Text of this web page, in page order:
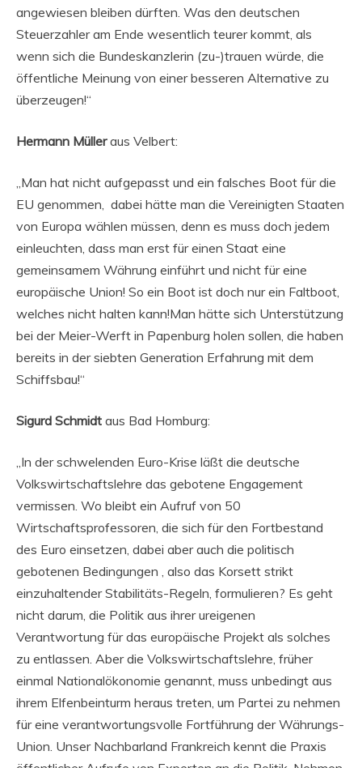
angewiesen bleiben dürften. Was den deutschen
Steuerzahler am Ende wesentlich teurer kommt, als
wenn sich die Bundeskanzlerin (zu-)trauen würde, die
öffentliche Meinung von einer besseren Alternative zu
überzeugen!“
Hermann Mülleraus Velbert:
„Man hat nicht aufgepasst und ein falsches Boot für die
EU genommen, dabei hätte man die Vereinigten Staaten
von Europa wählen müssen, denn es muss doch jedem
einleuchten, dass man erst für einen Staat eine
gemeinsamem Währung einführt und nicht für eine
europäische Union! So ein Boot ist doch nur ein Faltboot,
welches nicht halten kann!Man hätte sich Unterstützung
bei der Meier-Werft in Papenburg holen sollen, die haben
bereits in der siebten Generation Erfahrung mit dem
Schiffsbau!“
Sigurd Schmidt aus Bad Homburg:
„In der schwelenden Euro-Krise läßt die deutsche
Volkswirtschaftslehre das gebotene Engagement
vermissen. Wo bleibt ein Aufruf von 50
Wirtschaftsprofessoren, die sich für den Fortbestand
des Euro einsetzen, dabei aber auch die politisch
gebotenen Bedingungen , also das Korsett strikt
einzuhaltender Stabilitäts-Regeln, formulieren? Es geht
nicht darum, die Politik aus ihrer ureigenen
Verantwortung für das europäische Projekt als solches
zu entlassen. Aber die Volkswirtschaftslehre, früher
einmal Nationalökonomie genannt, muss unbedingt aus
ihrem Elfenbeinturm heraus treten, um Partei zu nehmen
für eine verantwortungsvolle Fortführung der Währungs-
Union. Unser Nachbarland Frankreich kennt die Praxis